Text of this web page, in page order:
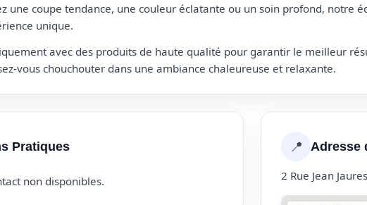
une coupe tendance, une couleur éclatante ou un soin profond, notre
unique.
avec des produits de haute qualité pour garantir le meilleur
vous chouchouter dans une ambiance chaleureuse et relaxante.
Pratiques
non disponibles.
📍 Adresse
2 Rue Jean